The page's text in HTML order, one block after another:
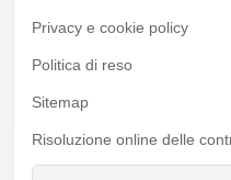
Privacy e cookie policy
Politica di reso
Sitemap
Risoluzione online delle